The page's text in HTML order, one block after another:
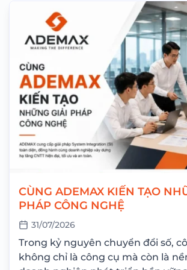
CÙNG ADEMAX KIẾN TẠO
PHÁP CÔNG NGHỆ
31/07/2026
Trong kỷ nguyên chuyển đổi số,
không chỉ là công cụ mà còn là